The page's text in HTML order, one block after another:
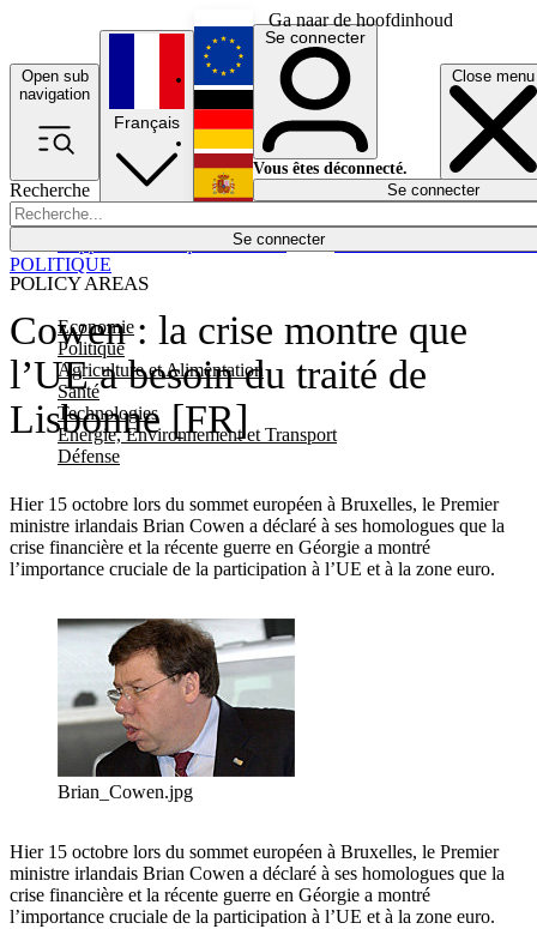
Ga naar de hoofdinhoud
Open sub
navigation
Close menu
Recherche
Se connecter
POLICY AREAS
Economie
Politique
Agriculture et Alimentation
Santé
Technologies
Energie, Environnement et Transport
Défense
Économie
Français
English
Deutsch
Español
Se connecter
Vous êtes déconnecté.
Se connecter
Cowen : la crise montre que
l’UE a besoin du traité de
Lisbonne [FR]
Hier 15 octobre lors du sommet européen à Bruxelles, le Premier
ministre irlandais Brian Cowen a déclaré à ses homologues que la
crise financière et la récente guerre en Géorgie a montré
l’importance cruciale de la participation à l’UE et à la zone euro.
POLITIQUE
Brian_Cowen.jpg
Hier 15 octobre lors du sommet européen à Bruxelles, le Premier
ministre irlandais Brian Cowen a déclaré à ses homologues que la
crise financière et la récente guerre en Géorgie a montré
l’importance cruciale de la participation à l’UE et à la zone euro.